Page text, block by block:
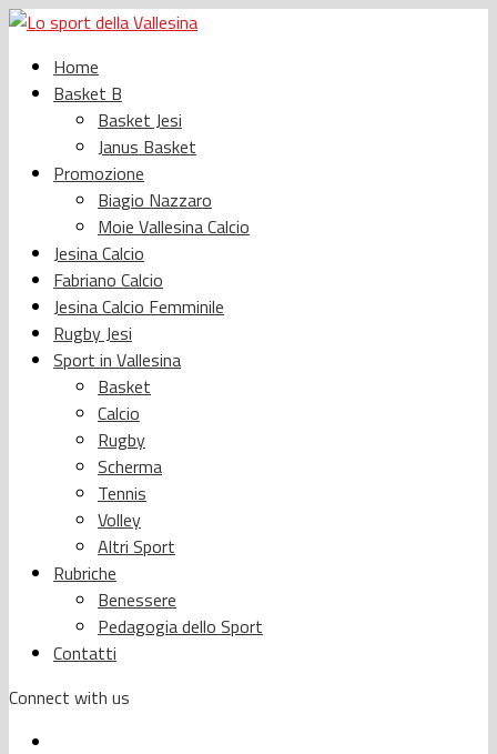
Home
Basket B
Basket Jesi
Janus Basket
Promozione
Biagio Nazzaro
Moie Vallesina Calcio
Jesina Calcio
Fabriano Calcio
Jesina Calcio Femminile
Rugby Jesi
Sport in Vallesina
Basket
Calcio
Rugby
Scherma
Tennis
Volley
Altri Sport
Rubriche
Benessere
Pedagogia dello Sport
Contatti
Connect with us